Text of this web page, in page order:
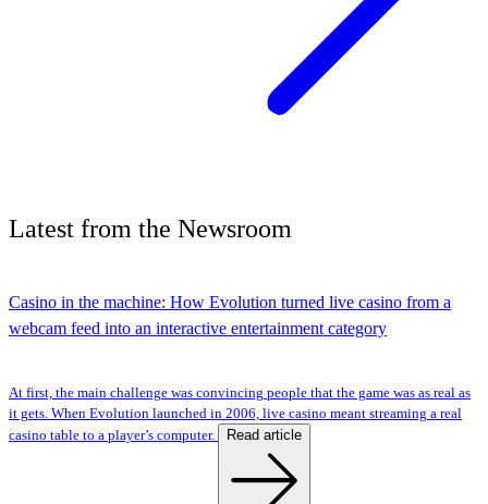
Latest from the Newsroom
Casino in the machine: How Evolution turned live casino from a
webcam feed into an interactive entertainment category
At first, the main challenge was convincing people that the game was as real as
it gets. When Evolution launched in 2006, live casino meant streaming a real
casino table to a player’s computer.
Read article